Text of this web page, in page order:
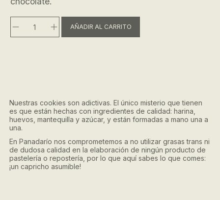
AÑADIR AL CARRITO
Nuestras cookies son adictivas. El único misterio que tienen
es que están hechas con ingredientes de calidad: harina,
huevos, mantequilla y azúcar, y están formadas a mano una a
una.
En Panadarío nos comprometemos a no utilizar grasas trans ni
de dudosa calidad en la elaboración de ningún producto de
pastelería o repostería, por lo que aquí sabes lo que comes:
¡un capricho asumible!